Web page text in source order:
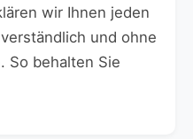
wir Ihnen jeden
und ohne
So behalten Sie